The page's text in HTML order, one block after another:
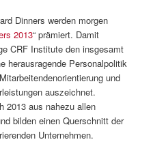
Dinners werden morgen
2013“ prämiert. Damit
CRF Institute den insgesamt
herausragende Personalpolitik
und
auszeichnet.
2013 aus nahezu allen
bilden einen Querschnitt der
Unternehmen.